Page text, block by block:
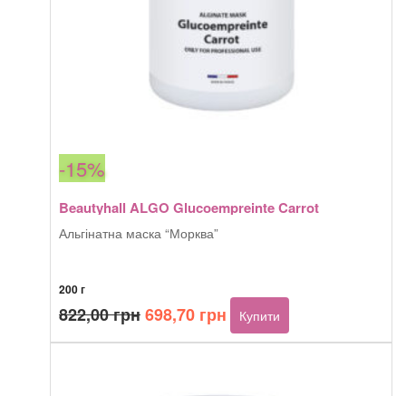
-15%
Beautyhall ALGO Glucoempreinte Carrot
Альгінатна маска “Морква”
200 г
822,00грнОригінальна
ціна:
698,70 грнПоточна
ціна:
Купити